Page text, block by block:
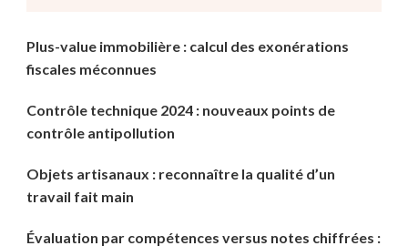
Plus-value immobilière : calcul des exonérations
fiscales méconnues
Contrôle technique 2024 : nouveaux points de
contrôle antipollution
Objets artisanaux : reconnaître la qualité d’un
travail fait main
Évaluation par compétences versus notes chiffrées :